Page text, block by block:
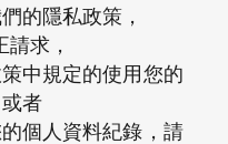
的隱私政策，
求，
中規定的使用您的
者
個人資料紀錄，請